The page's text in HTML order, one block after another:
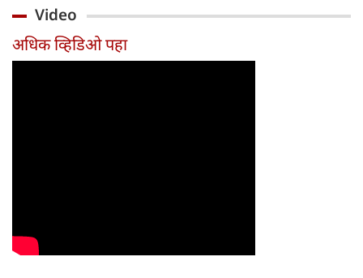
जाणून घ्या
संपतील आणि शुभ
दिवसांची सुरुवात
होईल
तुम्हाला ठाऊक
Video
अधिक व्हिडिओ पहा